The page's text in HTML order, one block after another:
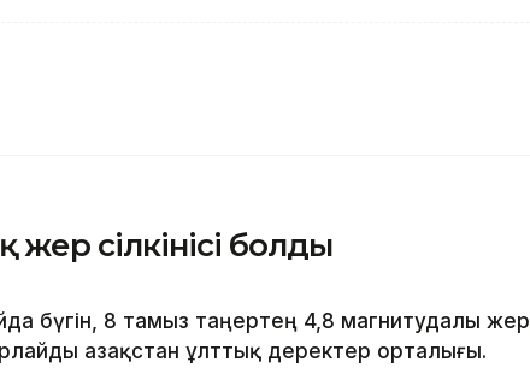
жер сілкінісі болды
бүгін, 8 тамыз таңертең 4,8 магнитудалы жер
Қазақстан ұлттық деректер орталығы.